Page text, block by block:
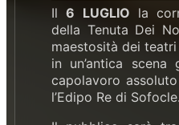
Il6 LUGLIO la
della Tenuta Dei
maestosità dei
in un’antica
capolavoro
l’Edipo Re di Sofocle.